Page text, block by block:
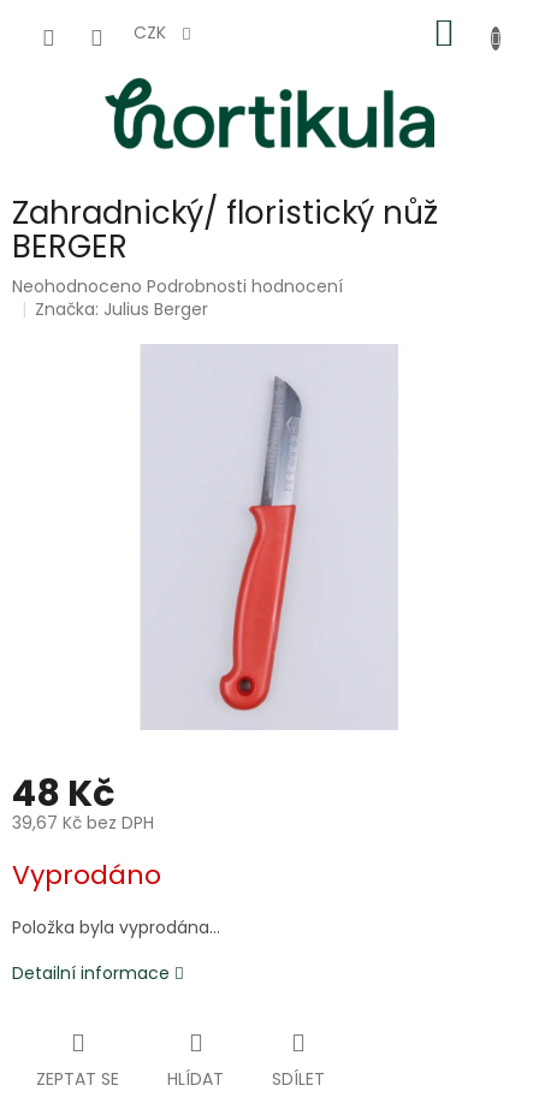
CZK
KOŠÍK
Zahradnický/ floristický nůž
BERGER
Průměrné
hodnocení
Neohodnoceno Podrobnosti hodnocení
Značka: Julius Berger
48 Kč
39,67 Kč bez DPH
cena:
Vyprodáno
Položka byla vyprodána…
Detailní informace
ZEPTAT SE HLÍDAT SDÍLET